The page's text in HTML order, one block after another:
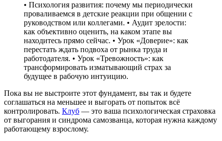
• Психология развития: почему мы периодически
проваливаемся в детские реакции при общении с
руководством или коллегами. • Аудит зрелости:
как объективно оценить, на каком этапе вы
находитесь прямо сейчас. • Урок «Доверие»: как
перестать ждать подвоха от рынка труда и
работодателя. • Урок «Тревожность»: как
трансформировать изматывающий страх за
будущее в рабочую интуицию.
Пока вы не выстроите этот фундамент, вы так и будете
соглашаться на меньшее и выгорать от попыток всё
контролировать. Клуб — это ваша психологическая страховка
от выгорания и синдрома самозванца, которая нужна каждому
работающему взрослому.